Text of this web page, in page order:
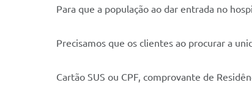
Para que a população ao dar entrada no
Precisamos que os clientes ao procurar a
Cartão SUS ou CPF, comprovante de